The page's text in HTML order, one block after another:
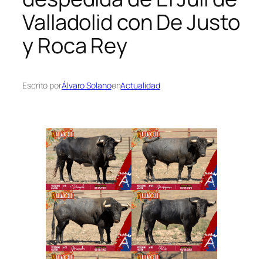
Valladolid con De Justo
y Roca Rey
Escrito porÁlvaro SolanoenActualidad